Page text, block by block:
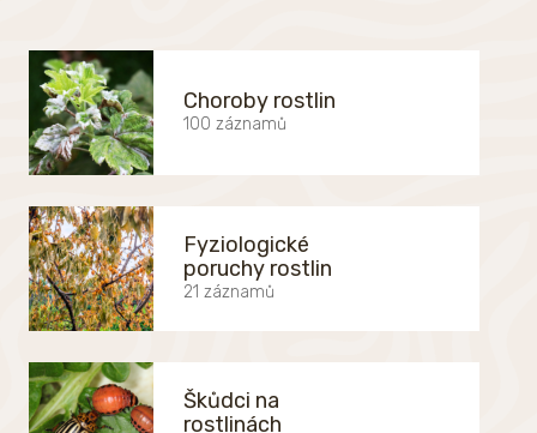
Choroby rostlin
100 záznamů
Fyziologické
poruchy rostlin
21 záznamů
Škůdci na
rostlinách